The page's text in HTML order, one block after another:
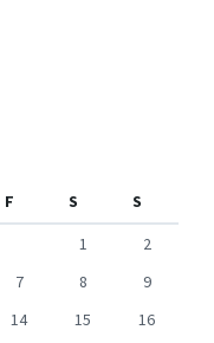
F S
S
1
2
7 8
9
14 15
16